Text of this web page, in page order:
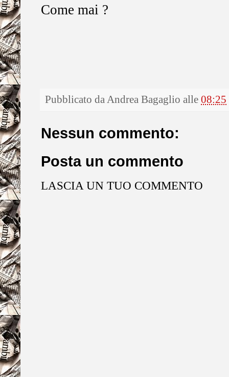
Come mai ?
Pubblicato daAndrea Bagaglio alle 08:25
Nessun commento:
Posta un commento
LASCIA UN TUO COMMENTO